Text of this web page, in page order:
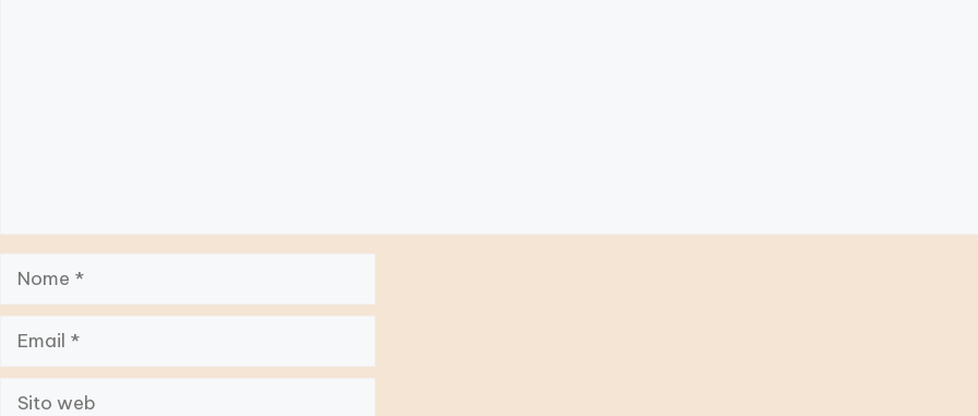
Sito